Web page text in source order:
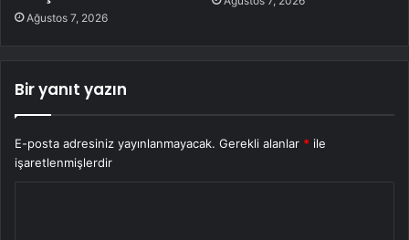
Ağustos 7, 2026
Bir yanıt yazın
E-posta adresiniz yayınlanmayacak. Gerekli alanlar * ile
işaretlenmişlerdir